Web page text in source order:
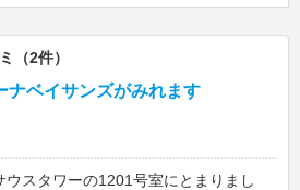
（2件）
ナベイサンズがみれます
スタワーの1201号室にとまりまし